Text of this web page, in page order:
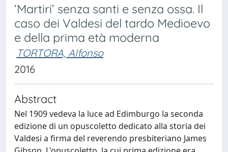
‘Martiri’ senza santi e senza ossa. Il
caso dei Valdesi del tardo Medioevo
e della prima età moderna
TORTORA, Alfonso
2016
Abstract
Nel 1909 vedeva la luce ad Edimburgo la seconda
edizione di un opuscoletto dedicato alla storia dei
Valdesi a firma del reverendo presbiteriano James